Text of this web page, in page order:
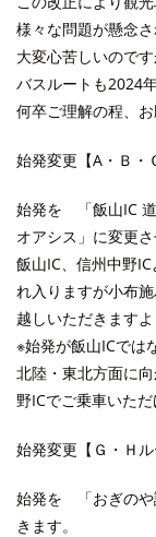
様々な問題が懸念さ
大変心苦しいので
バスルートも2024
何卒ご理解の程、お
始発変更【A・Ｂ・
始発を 「飯山IC 道
オアシス」に変更さ
飯山IC、信州中野
れ入りますが小布
越しいただきます
※始発が飯山ICでは
北陸・東北方面に
野ICでご乗車いただ
始発変更【Ｇ・Ｈ
始発を 「おぎのや
きます。